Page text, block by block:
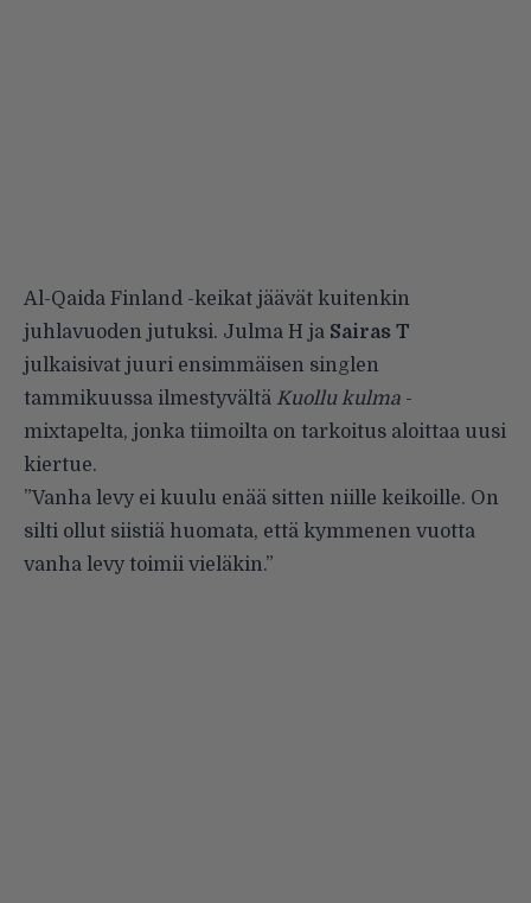
Al-Qaida Finland -keikat jäävät kuitenkin
juhlavuoden jutuksi. Julma H ja Sairas T
julkaisivat juuri ensimmäisen singlen
tammikuussa ilmestyvältä Kuollu kulma -
mixtapelta, jonka tiimoilta on tarkoitus aloittaa uusi
kiertue.
”Vanha levy ei kuulu enää sitten niille keikoille. On
silti ollut siistiä huomata, että kymmenen vuotta
vanha levy toimii vieläkin.”